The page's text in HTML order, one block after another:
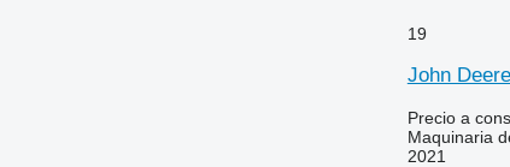
19
John
Precio a
Maquinaria
2021